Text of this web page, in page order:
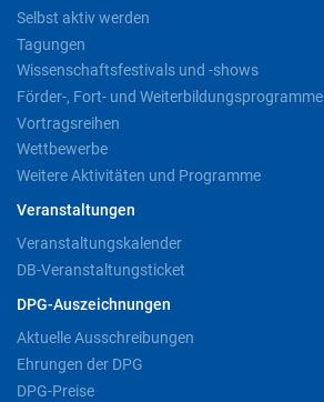
Selbst aktiv werden
Tagungen
Wissenschaftsfestivals und -shows
Förder-, Fort- und Weiterbildungsprogramme
Vortragsreihen
Wettbewerbe
Weitere Aktivitäten und Programme
Veranstaltungen
Veranstaltungskalender
DB-Veranstaltungsticket
DPG-Auszeichnungen
Aktuelle Ausschreibungen
Ehrungen der DPG
DPG-Preise